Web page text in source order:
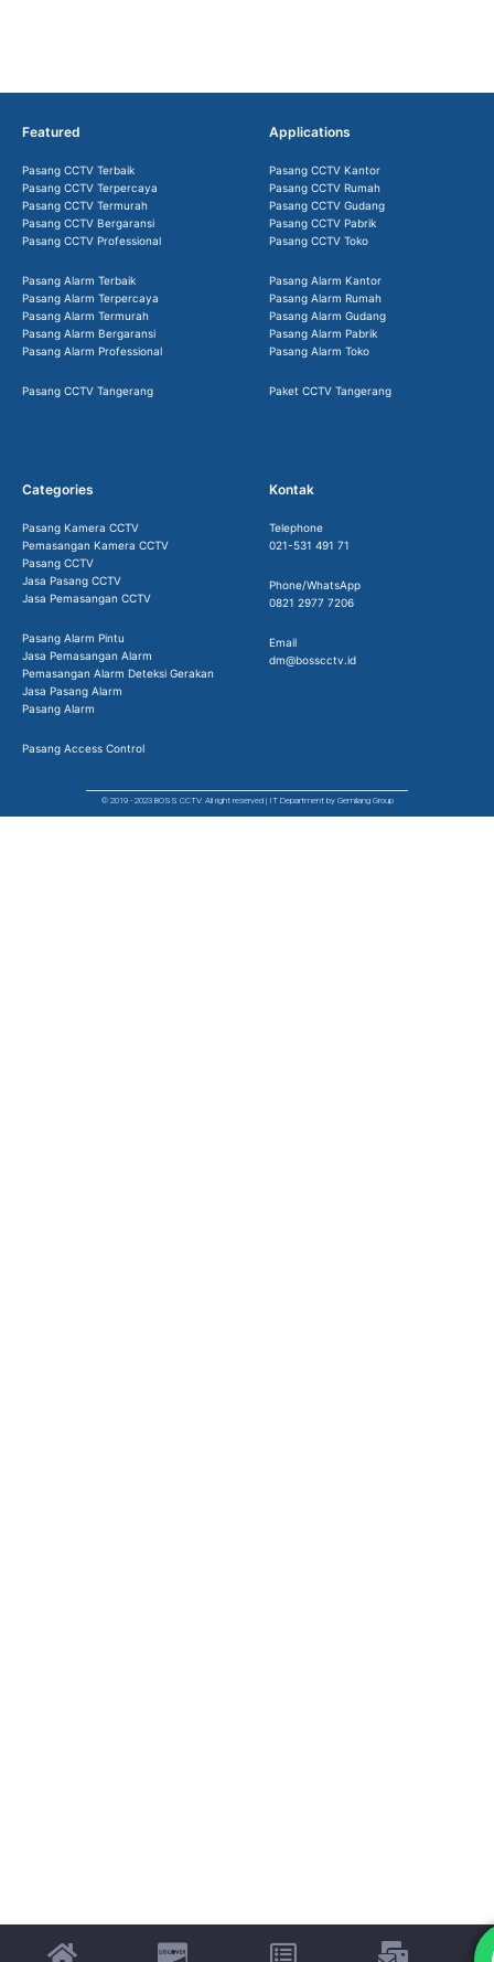
Featured
Pasang CCTV Terbaik
Pasang CCTV Terpercaya
Pasang CCTV Termurah
Pasang CCTV Bergaransi
Pasang CCTV Professional
Pasang Alarm Terbaik
Pasang Alarm Terpercaya
Pasang Alarm Termurah
Pasang Alarm Bergaransi
Pasang Alarm Professional
Pasang CCTV Tangerang
Applications
Pasang CCTV Kantor
Pasang CCTV Rumah
Pasang CCTV Gudang
Pasang CCTV Pabrik
Pasang CCTV Toko
Pasang Alarm Kantor
Pasang Alarm Rumah
Pasang Alarm Gudang
Pasang Alarm Pabrik
Pasang Alarm Toko
Paket CCTV Tangerang
Categories
Pasang Kamera CCTV
Pemasangan Kamera CCTV
Pasang CCTV
Jasa Pasang CCTV
Jasa Pemasangan CCTV
Pasang Alarm Pintu
Jasa Pemasangan Alarm
Pemasangan Alarm Deteksi Gerakan
Jasa Pasang Alarm
Pasang Alarm
Pasang Access Control
Kontak
Telephone
021-531 491 71
Phone/WhatsApp
0821 2977 7206
Email
dm@bosscctv.id
© 2019 - 2023 BOSS CCTV. All right reserved | IT Department by Gemilang Group